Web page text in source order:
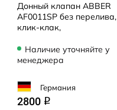
Донный клапан ABBER
AF0011SP без перелива,
клик-клак,
Наличие уточняйте у
менеджера
Германия
2800 q